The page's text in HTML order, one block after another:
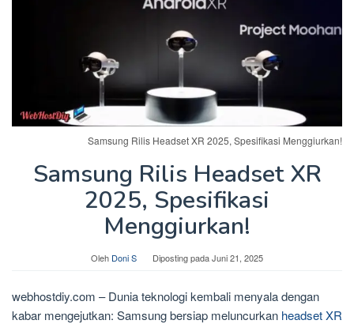
Samsung Rilis Headset XR 2025, Spesifikasi Menggiurkan!
Samsung Rilis Headset XR
2025, Spesifikasi
Menggiurkan!
Oleh Doni S Diposting padaJuni 21, 2025
webhostdiy.com – Dunia teknologi kembali menyala dengan
kabar mengejutkan: Samsung bersiap meluncurkan headset XR